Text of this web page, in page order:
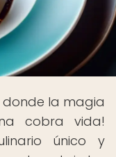
donde la magia
cobra vida!
único y